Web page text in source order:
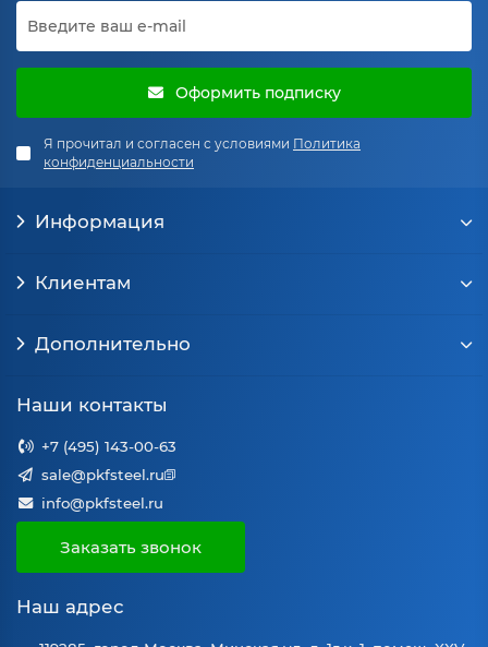
Оформить подписку
Я прочитал и согласен с условиями Политика
конфиденциальности
Информация
Клиентам
Дополнительно
Наши контакты
+7 (495) 143-00-63
sale@pkfsteel.ru
info@pkfsteel.ru
Заказать звонок
Наш адрес